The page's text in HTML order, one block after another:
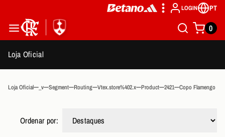
LOGIN PT
0
Loja Oficial
Loja Oficial _v Segment Routing Vtex.store%402.x Product 2421 Copo Flamengo
Ordenar por: